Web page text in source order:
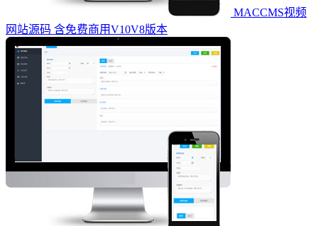
MACCMS视频
网站源码 含免费商用V10V8版本